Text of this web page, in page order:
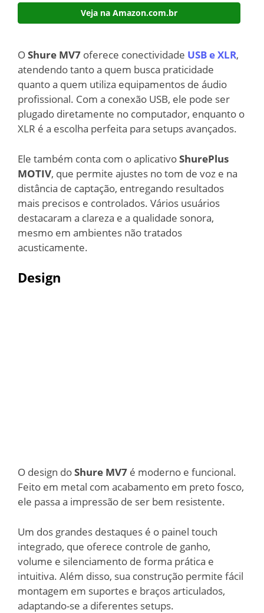
Veja na Amazon.com.br
OShure MV7 oferece conectividade USB e XLR,
atendendo tanto a quem busca praticidade
quanto a quem utiliza equipamentos de áudio
profissional. Com a conexão USB, ele pode ser
plugado diretamente no computador, enquanto o
XLR é a escolha perfeita para setups avançados.
Ele também conta com o aplicativoShurePlus
MOTIV, que permite ajustes no tom de voz e na
distância de captação, entregando resultados
mais precisos e controlados. Vários usuários
destacaram a clareza e a qualidade sonora,
mesmo em ambientes não tratados
acusticamente.
Design
O design doShure MV7 é moderno e funcional.
Feito em metal com acabamento em preto fosco,
ele passa a impressão de ser bem resistente.
Um dos grandes destaques é o painel touch
integrado, que oferece controle de ganho,
volume e silenciamento de forma prática e
intuitiva. Além disso, sua construção permite fácil
montagem em suportes e braços articulados,
adaptando-se a diferentes setups.